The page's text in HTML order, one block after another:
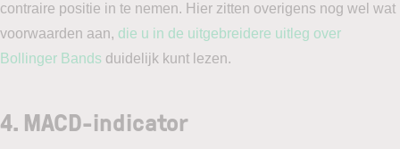
contraire positie in te nemen. Hier zitten overigens nog wel wat
voorwaarden aan, die u in de uitgebreidere uitleg over
Bollinger Bands duidelijk kunt lezen.
4. MACD-indicator